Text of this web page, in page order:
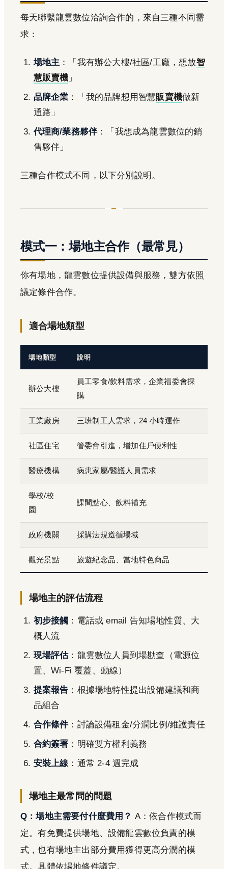
每天聯繫龍雲數位洽詢合作的，來自三種不同需
求：
場地主 ：「我有辦公大樓/社區/工廠，想放智
慧販賣機 」
品牌企業 ：「我的品牌想用智慧販賣機做新
通路」
代理商/業務夥伴：「我想成為龍雲數位的銷
售夥伴」
三種合作模式不同，以下分別說明。
模式一：場地主合作（最常見）
你有場地，龍雲數位提供設備與服務，雙方依照
議定條件合作。
適合場地類型
場地類型 說明
辦公大樓
員工零食/飲料需求，企業福委會採
購
工業廠房 三班制工人需求，24 小時運作
社區住宅 管委會引進，增加住戶便利性
醫療機構 病患家屬/醫護人員需求
學校/校
園
課間點心、飲料補充
政府機關 採購法規遵循場域
觀光景點 旅遊紀念品、當地特色商品
場地主的評估流程
初步接觸 ：電話或 email 告知場地性質、大
概人流
現場評估：龍雲數位人員到場勘查（電源位
置、Wi-Fi 覆蓋、動線）
提案報告 ：根據場地特性提出設備建議和商
品組合
合作條件 ：討論設備租金/分潤比例/維護責任
合約簽署 ：明確雙方權利義務
安裝上線 ：通常 2-4 週完成
場地主最常問的問題
Q：場地主需要付什麼費用？ A：依合作模式而
定。有免費提供場地、設備龍雲數位負責的模
式，也有場地主出部分費用獲得更高分潤的模
式。具體依場地條件議定。